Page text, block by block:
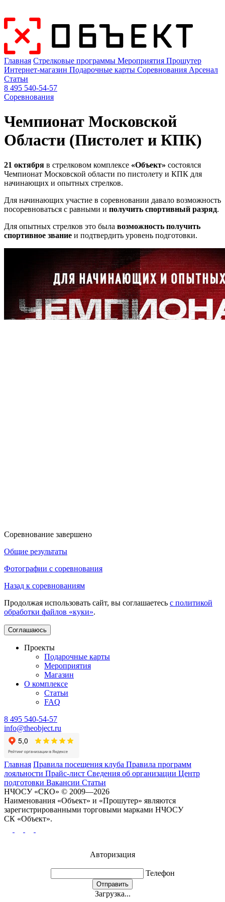
Главная Стрелковые программы Мероприятия Прошутер
Интернет-магазин Подарочные карты Соревнования Арсенал
Статьи
8 495 540-54-57
Соревнования
Чемпионат Московской
Области (Пистолет и КПК)
21 октября в стрелковом комплексе «Объект» состоялся
Чемпионат Московской области по пистолету и КПК для
начинающих и опытных стрелков.
Для начинающих участие в соревновании давало возможность
посоревноваться с равными и получить спортивный разряд.
Для опытных стрелков это была возможность получить
спортивное звание и подтвердить уровень подготовки.
Соревнование завершено
Общие результаты
Фотографии с соревнования
Назад к соревнованиям
Продолжая использовать сайт, вы соглашаетесь с политикой
обработки файлов «куки».
Соглашаюсь
Проекты
Подарочные карты
Мероприятия
Магазин
О комплексе
Статьи
FAQ
8 495 540-54-57
info@theobject.ru
Главная Правила посещения клуба Правила программ
лояльности Прайс-лист Сведения об организации Центр
подготовки Вакансии Статьи
НЧОСУ «СКО» © 2009—2026
Наименования «Объект» и «Прошутер» являются
зарегистрированными торговыми марками НЧОСУ
СК «Объект».
Авторизация
Телефон
Отправить
Загрузка...